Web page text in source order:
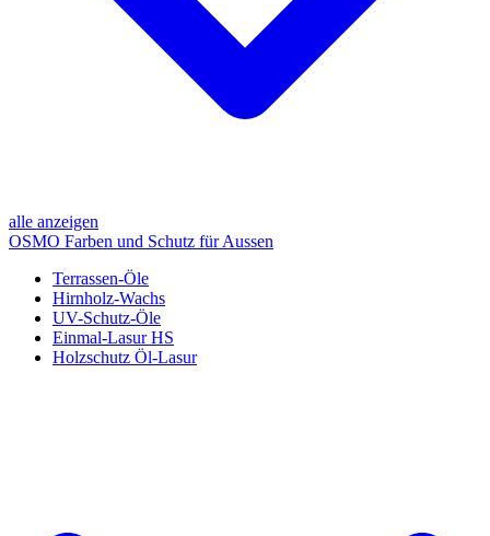
alle anzeigen
OSMO Farben und Schutz für Aussen
Terrassen-Öle
Hirnholz-Wachs
UV-Schutz-Öle
Einmal-Lasur HS
Holzschutz Öl-Lasur